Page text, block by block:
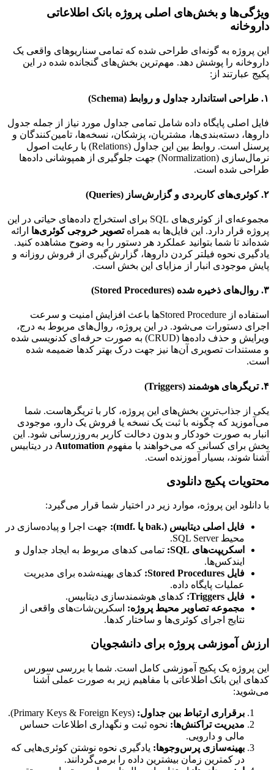
ویژگی‌ها و بخش‌های اصلی پروژه بانک اطلاعاتی
داروخانه
این پروژه به گونه‌ای طراحی شده که تمامی سناریوهای واقعی یک
داروخانه را پوشش دهد. مهم‌ترین بخش‌های گنجانده شده در این
پکیج عبارتند از:
۱. طراحی استاندارد جداول و روابط (Schema)
فایل اصلی پایگاه داده شامل تمامی جداول مورد نیاز از جمله جدول
داروها، دسته‌بندی‌ها، مشتریان، پزشکان، نسخه‌ها، تامین‌کنندگان و
پرسنل است. روابط بین این جداول (Relations) با رعایت اصول
نرمال‌سازی (Normalization) جهت جلوگیری از همپوشانی داده‌ها
طراحی شده است.
۲. کوئری‌های کاربردی و گزارش‌ساز (Queries)
مجموعه‌ای از کوئری‌های SQL برای استخراج داده‌های حیاتی در این
پروژه قرار دارد. این فایل‌ها به همراهتصویر خروجی کوئری‌ها ارائه
شده‌اند تا شما بتوانید عملکرد هر دستور را به وضوح مشاهده کنید.
یادگیری نحوه فیلتر کردن داروها، گزارش‌گیری از فروش روزانه و
پایش موجودی انبار از مزایای این بخش است.
۳. روال‌های ذخیره شده (Stored Procedures)
استفاده از Stored Procedureها باعث افزایش امنیت و سرعت
اجرای دستورات می‌شود. در این پروژه، روال‌های مربوط به درج،
ویرایش و حذف داده‌ها (CRUD) به صورت حرفه‌ای کدنویسی شده
و مستندات تصویری آن‌ها نیز جهت درک بهتر کدها ضمیمه شده
است.
۴. تریگرهای هوشمند (Triggers)
یکی از جذاب‌ترین بخش‌های این پروژه، کار با تریگرهاست. شما
می‌آموزید که چگونه با ثبت یک نسخه یا فروش یک دارو، موجودی
انبار به صورت خودکار و بدون دخالت کاربر به‌روزرسانی شود. این
بخش برای کسانی که می‌خواهند با مفهوم Automation در دیتابیس
آشنا شوند، بسیار آموزنده است.
محتویات پکیج دانلودی
با دانلود این پروژه، موارد زیر در اختیار شما قرار می‌گیرد:
فایل اصلی دیتابیس (.bak یا .mdf):
جهت اجرا و پیاده‌سازی در
محیط SQL Server.
اسکریپت‌های SQL:
تمامی کدهای مربوط به ایجاد جداول و
ایندکس‌ها.
فایل Stored Procedures:
کدهای بهینه‌شده برای مدیریت
عملیات پایگاه داده.
فایل Triggers:
کدهای هوشمندسازی دیتابیس.
مجموعه تصاویر محیط پروژه: اسکرین‌شات‌های واقعی از
نتایج اجرای کوئری‌ها و ساختار کدها.
ارزش آموزشی پروژه برای دانشجویان
این پروژه یک پکیج آموزشی کامل است. شما با بررسی سورس
کدهای این بانک اطلاعاتی با مفاهیم زیر به صورت عملی آشنا
می‌شوید:
برقراری ارتباط بین جداول: (Primary Keys & Foreign Keys).
مدیریت تراکنش‌ها: نحوه ثبت و نگهداری اطلاعات حساس
مالی و دارویی.
بهینه‌سازی پرس‌وجوها: یادگیری نحوه نوشتن کوئری‌هایی که
در کمترین زمان بیشترین داده را برمی‌گردانند.